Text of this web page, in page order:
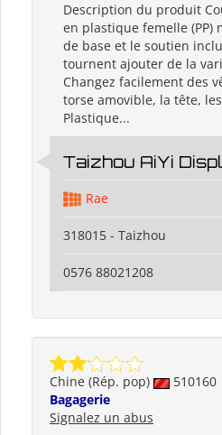
Description du produit
en plastique femelle (PP)
de base et le soutien
tournent ajouter de la
Changez facilement des
torse amovible, la tête,
Plastique...
Taizhou AiYi
Rae
318015 - Taizhou
0576 88021208
Chine (Rép. pop) 510160
Bagagerie
Signalez un abus